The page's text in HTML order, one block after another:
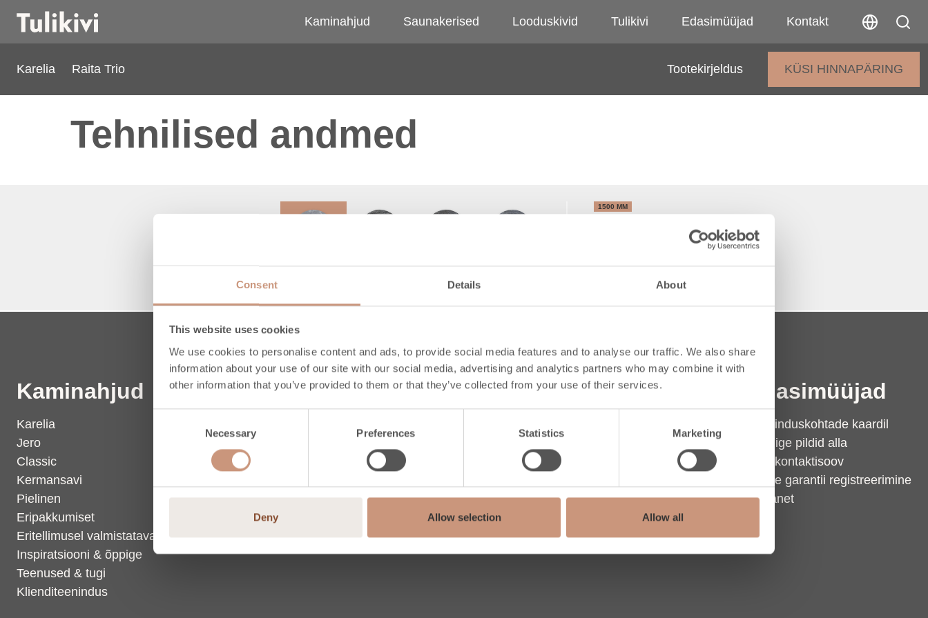
Consent Details About
This website uses cookies
We use cookies to personalise content and ads, to provide social media features and to analyse our traffic. We also share
information about your use of our site with our social media, advertising and analytics partners who may combine it with
other information that you’ve provided to them or that they’ve collected from your use of their services.
Necessary Preferences Statistics Marketing
Deny Allow selection Allow all
Kaminahjud Saunakerised Looduskivid Tulikivi Edasimüüjad Kontakt
Karelia Raita Trio Tootekirjeldus KÜSI HINNAPÄRING
Tehnilised andmed
1500 MM
Kaminahjud
Karelia
Jero
Classic
Kermansavi
Pielinen
Eripakkumiset
Eritellimusel valmistatavad kaminahjud
Inspiratsiooni & õppige
Teenused & tugi
Klienditeenindus
Saunakerised
Teenused & tugi
Klienditeenindus
Looduskivid Tulikivi
Korsern kontaktandmed
Material bank
Edasimüüjad
Teeninduskohtade kaardil
Laadige pildid alla
Jäta kontaktisoov
Täitke garantii registreerimine
Extranet